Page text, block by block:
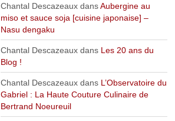
Chantal DescazeauxdansAubergine au
miso et sauce soja [cuisine japonaise] –
Nasu dengaku
Chantal Descazeauxdans Les 20 ans du
Blog !
Chantal Descazeauxdans L’Observatoire du
Gabriel : La Haute Couture Culinaire de
Bertrand Noeureuil